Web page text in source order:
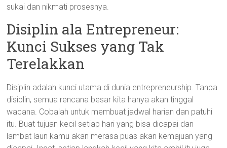
sukai dan nikmati prosesnya.
Disiplin ala Entrepreneur:
Kunci Sukses yang Tak
Terelakkan
Disiplin adalah kunci utama di dunia entrepreneurship. Tanpa
disiplin, semua rencana besar kita hanya akan tinggal
wacana. Cobalah untuk membuat jadwal harian dan patuhi
itu. Buat tujuan kecil setiap hari yang bisa dicapai dan
lambat laun kamu akan merasa puas akan kemajuan yang